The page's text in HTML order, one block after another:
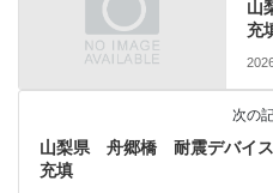
山
充
次の
山梨県 舟郷橋 耐震デバイス
充填